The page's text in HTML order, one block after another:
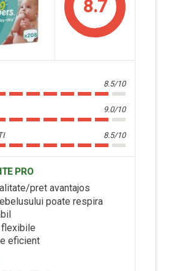
8.7
8.5/10
9.0/10
8.5/10
PRO
pret avantajos
poate respira
eficient